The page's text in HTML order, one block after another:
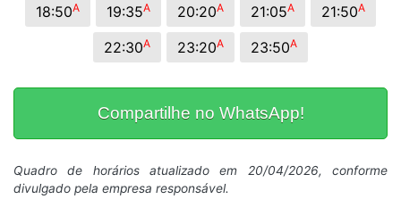
18:50A 19:35A 20:20A 21:05A 21:50A
22:30A 23:20A 23:50A
Compartilhe no WhatsApp!
Quadro de horários atualizado em 20/04/2026, conforme
divulgado pela empresa responsável.